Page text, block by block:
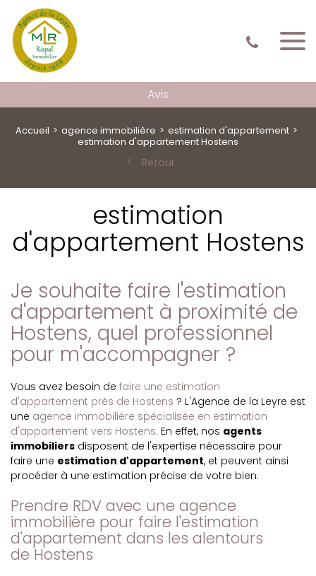
Avis
Accueil agence immobilière
estimation d'appartement
estimation d'appartement Hostens
Retour
estimation
d'appartement Hostens
Je souhaite faire l'estimation
d'appartement à proximité de
Hostens, quel professionnel
pour m'accompagner ?
Vous avez besoin de faire une estimation
d'appartement près de Hostens ? L'Agence de la Leyre est
une agence immobilière spécialisée en estimation
d'appartement vers Hostens. En effet, nos agents
immobiliers disposent de l'expertise nécessaire pour
faire une estimation d'appartement, et peuvent ainsi
procéder à une estimation précise de votre bien.
Prendre RDV avec une agence
immobilière pour faire l'estimation
d'appartement dans les alentours
de Hostens